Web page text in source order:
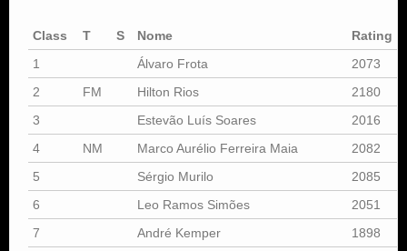
Class T S Nome Rating
1
Álvaro Frota 2073
2
FM Hilton Rios 2180
3
Estevão Luís Soares 2016
4
NM Marco Aurélio Ferreira Maia 2082
5
Sérgio Murilo 2085
6
Leo Ramos Simões 2051
7
André Kemper 1898